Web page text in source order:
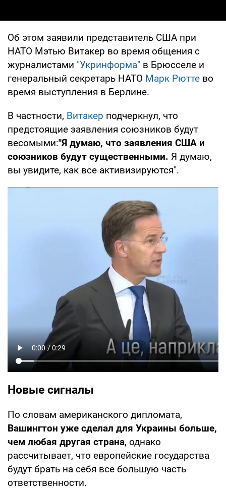
Об этом заявили представитель США при
НАТО Мэтью Витакер во время общения с
журналистами "Укринформа" в Брюсселе и
генеральный секретарь НАТО Марк Рютте во
время выступления в Берлине.
В частности, Витакер подчеркнул, что
предстоящие заявления союзников будут
весомыми:"Я думаю, что заявления США и
союзников будут существенными. Я думаю,
вы увидите, как все активизируются".
Новые сигналы
По словам американского дипломата,
Вашингтон уже сделал для Украины больше,
чем любая другая страна, однако
рассчитывает, что европейские государства
будут брать на себя все большую часть
ответственности.